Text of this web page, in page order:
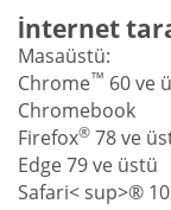
İnternet
Masaüstü:
Chrome™ 60 ve
Chromebook
Firefox® 78 ve
Edge 79 ve üstü
Safari< sup>®